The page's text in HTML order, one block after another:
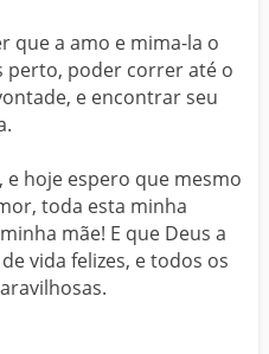
que a amo e mima-la o
perto, poder correr até o
e encontrar seu
e hoje espero que mesmo
toda esta minha
mãe! E que Deus a
vida felizes, e todos os